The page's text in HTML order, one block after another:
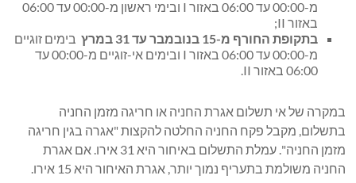
מ-00:00 עד 06:00 באזור I ובימי ראשון מ-00:00 עד 06:00
באזור II;
בתקופת החורף מ-15 בנובמבר עד 31 במרץ
בימים זוגיים
מ-00:00 עד 06:00 באזור I ובימים אי-זוגיים מ-00:00 עד
06:00 באזור II.
במקרה של אי תשלום אגרת החניה או חריגה מזמן החניה
בתשלום, מקבל פקח החניה החלטה להקצות "אגרה בגין חריגה
מזמן החניה". עמלת התשלום באיחור היא 31 אירו. אם אגרת
החניה משולמת בתעריף נמוך יותר, אגרת האיחור היא 15 אירו.